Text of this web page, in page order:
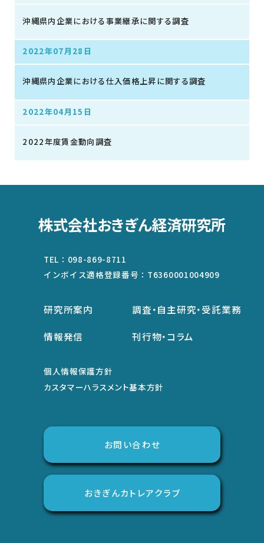
沖縄県内企業における事業継承に関する調査
2022年07月28日
沖縄県内企業における仕入価格上昇に関する調査
2022年04月15日
2022年度賃金動向調査
株式会社おきぎん経済研究所
TEL： 098-869-8711
インボイス適格登録番号： T6360001004909
研究所案内
情報発信
調査・自主研究・受託業務
刊行物・コラム
個人情報保護方針
カスタマーハラスメント基本方針
お問い合わせ
おきぎんカトレアクラブ